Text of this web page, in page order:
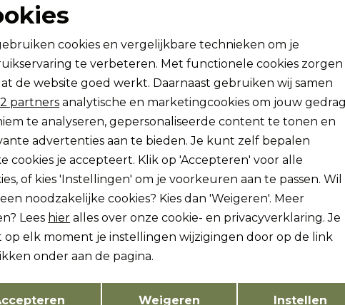
44,99
zijn?
dan ook gelijk €5,-
Hoe we met je data omgaan?
sparen voor korting Gratis verzending vanaf
Freewear
cookies
cookies Marketing cookies
Terug Opslaan
cookies en vergelijkbare technieken om je
te verbeteren. Met functionele cookies zorgen
de website goed werkt. Daarnaast gebruiken wij samen
2 partners analytische en marketingcookies om jouw gedrag
te analyseren, gepersonaliseerde content te tonen en
advertenties aan te bieden. Je kunt zelf bepalen
cookies je accepteert. Klik op 'Accepteren' voor alle
of kies 'Instellingen' om je voorkeuren aan te passen. Wil
noodzakelijke cookies? Kies dan 'Weigeren'. Meer
Lees hier alles over onze cookie- en privacyverklaring. Je
op elk moment je instellingen wijzigingen door op de link
onder aan de pagina.
Weigeren Instellen